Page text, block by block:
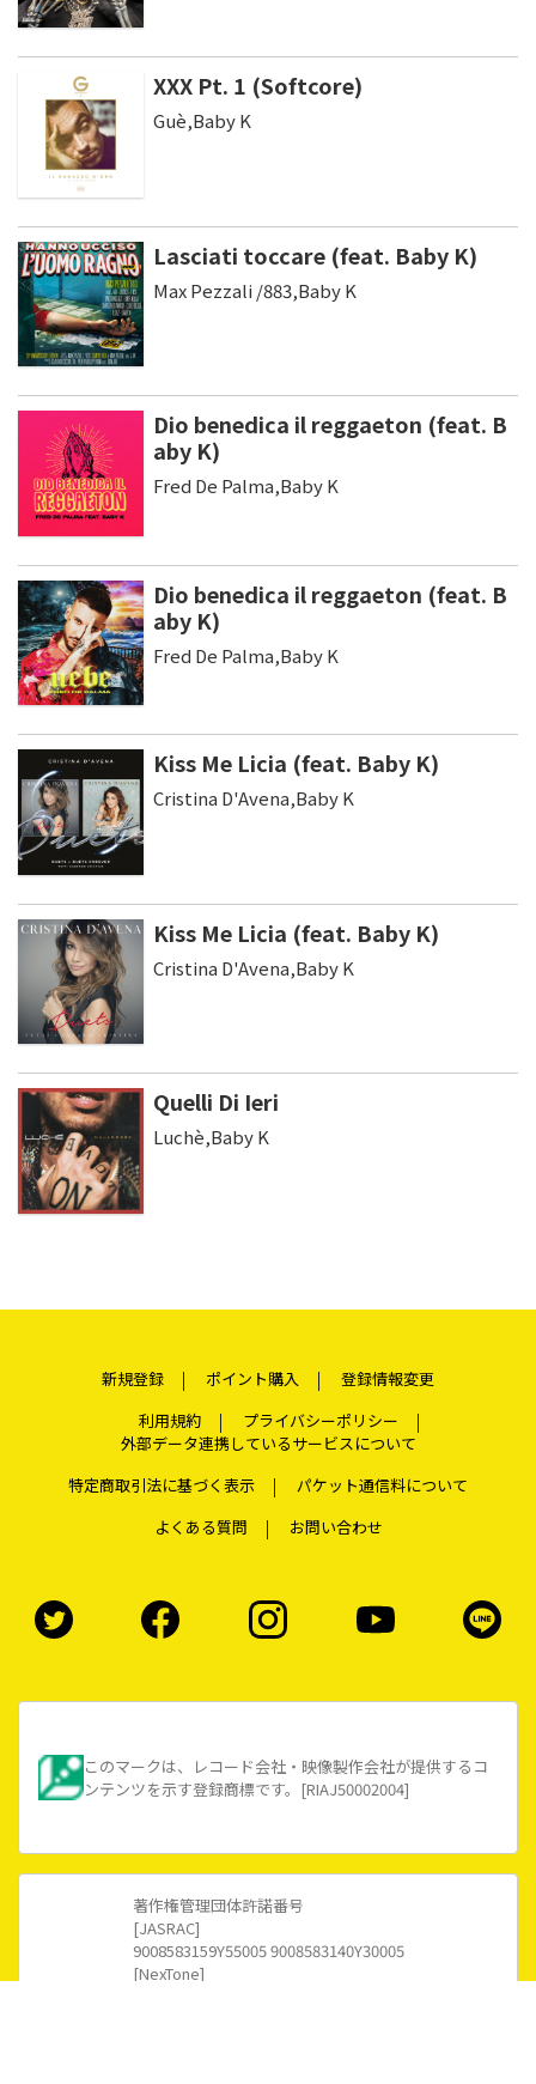
XXX Pt. 1 (Softcore)
Guè,Baby K
Lasciati toccare (feat. Baby K)
Max Pezzali /883,Baby K
Dio benedica il reggaeton (feat. B
aby K)
Fred De Palma,Baby K
Dio benedica il reggaeton (feat. B
aby K)
Fred De Palma,Baby K
Kiss Me Licia (feat. Baby K)
Cristina D'Avena,Baby K
Kiss Me Licia (feat. Baby K)
Cristina D'Avena,Baby K
Quelli Di Ieri
Luchè,Baby K
新規登録 ポイント購入
登録情報変更
利用規約
プライバシーポリシー
外部データ連携しているサービスについて
特定商取引法に基づく表示
パケット通信料について
よくある質問
お問い合わせ
このマークは、レコード会社・映像製作会社が提供するコ
ンテンツを示す登録商標です。[RIAJ50002004]
著作権管理団体許諾番号
[JASRAC]
9008583159Y55005 9008583140Y30005
[NexTone]